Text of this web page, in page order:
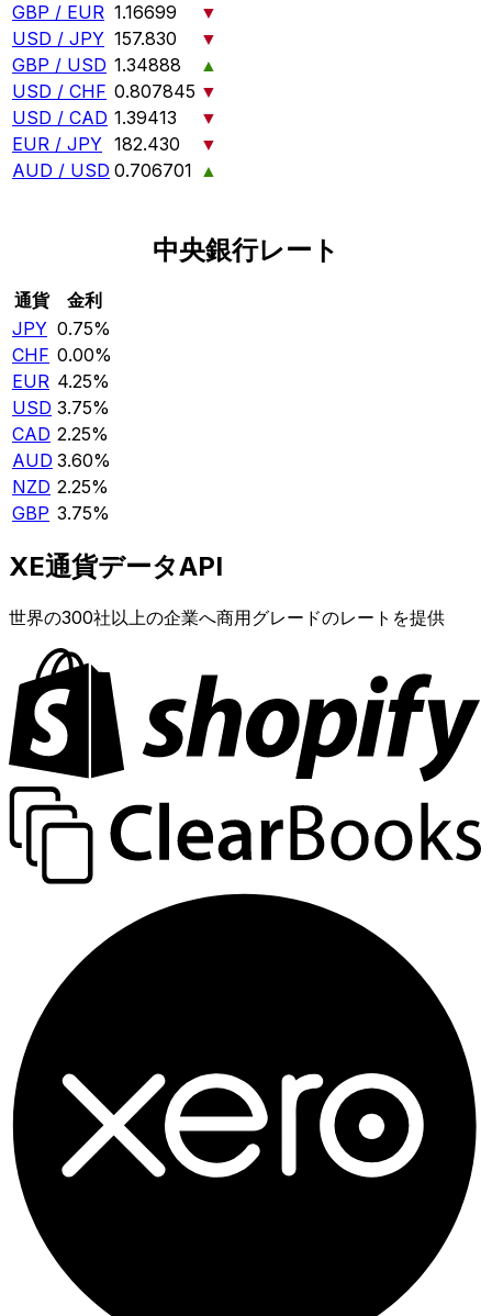
GBP / EUR 1.16699
▼
USD / JPY 157.830
▼
GBP / USD 1.34888
▲
USD / CHF 0.807845 ▼
USD / CAD 1.39413
▼
EUR / JPY 182.430
▼
AUD / USD 0.706701 ▲
中央銀行レート
通貨
金利
JPY 0.75%
CHF 0.00%
EUR 4.25%
USD 3.75%
CAD 2.25%
AUD 3.60%
NZD 2.25%
GBP 3.75%
XE通貨データAPI
世界の300社以上の企業へ商用グレードのレートを提供